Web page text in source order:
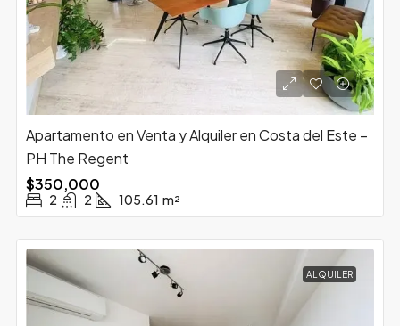
Apartamento en Venta y Alquiler en Costa del Este –
PH The Regent
$350,000
2 2 105.61 m²
ALQUILER